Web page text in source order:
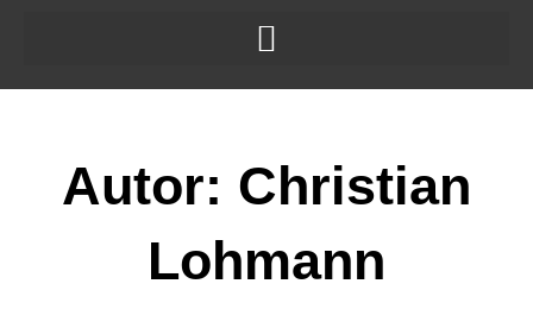
Autor: Christian
Lohmann